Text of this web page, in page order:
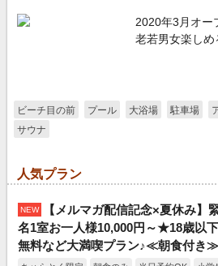
2020年3月オー
老若男女楽しめ
ビーチ目の前 プール 大浴場 駐車場
サウナ
人気プラン
NEW
【メルマガ配信記念×夏休み】
名1室お一人様10,000円～★18歳以
無料など大満喫プラン♪≪朝食付き≫